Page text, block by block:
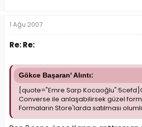
1 Ağu 2007
Re: Re:
Gökce Başaran' Alıntı:
[quote="Emre Sarp
Converse ile anlaşabilirsek güzel
Formaların Store'larda satılması